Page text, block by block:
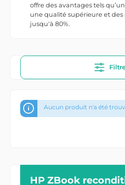
offre des avantages tels
une qualité supérieure et
jusqu'à 80%.
Aucun produit n'a été
HP ZBook